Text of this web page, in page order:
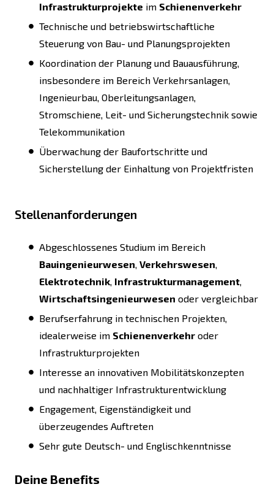
Infrastrukturprojekte im Schienenverkehr
Technische und betriebswirtschaftliche
Steuerung von Bau- und Planungsprojekten
Koordination der Planung und Bauausführung,
insbesondere im Bereich Verkehrsanlagen,
Ingenieurbau, Oberleitungsanlagen,
Stromschiene, Leit- und Sicherungstechnik sowie
Telekommunikation
Überwachung der Baufortschritte und
Sicherstellung der Einhaltung von Projektfristen
Stellenanforderungen
Abgeschlossenes Studium im Bereich
Bauingenieurwesen, Verkehrswesen,
Elektrotechnik, Infrastrukturmanagement,
Wirtschaftsingenieurwesen oder vergleichbar
Berufserfahrung in technischen Projekten,
idealerweise im Schienenverkehr oder
Infrastrukturprojekten
Interesse an innovativen Mobilitätskonzepten
und nachhaltiger Infrastrukturentwicklung
Engagement, Eigenständigkeit und
überzeugendes Auftreten
Sehr gute Deutsch- und Englischkenntnisse
Deine Benefits